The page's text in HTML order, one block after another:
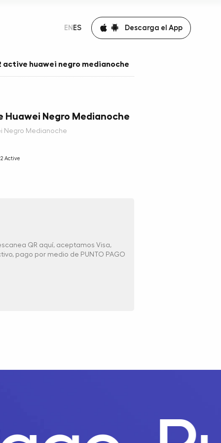
EN ES Descarga el App
huawei negro medianoche
Huawei Negro Medianoche
Negro Medianoche
Active
QR aquí, aceptamos Visa,
pago por medio de PUNTO PAGO